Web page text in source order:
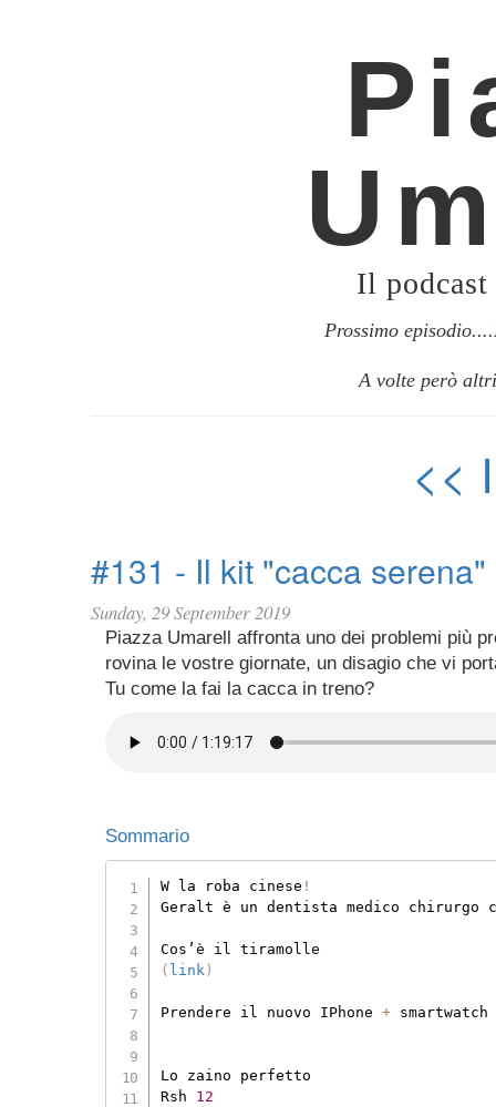
Il
Prossimo
A volte però
<<
#131 - Il kit "cacca serena"
Sunday, 29 September 2019
Piazza Umarell affronta uno dei problemi più
rovina le vostre giornate, un disagio che vi
Tu come la fai la cacca in treno?
Sommario
W la roba cinese !
Geralt è un dentista medico chirurgo
( link )
Prendere il nuovo IPhone +
Lo zaino perfetto
Rsh 12